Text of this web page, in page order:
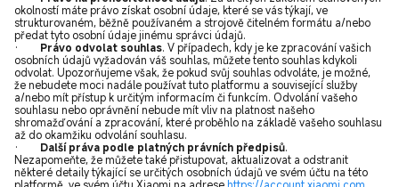
okolností máte právo získat osobní údaje, které se vás týkají, ve
strukturovaném, běžně používaném a strojově čitelném formátu a/nebo
předat tyto osobní údaje jinému správci údajů.
· Právo odvolat souhlas. V případech, kdy je ke zpracování vašich
osobních údajů vyžadován váš souhlas, můžete tento souhlas kdykoli
odvolat. Upozorňujeme však, že pokud svůj souhlas odvoláte, je možné,
že nebudete moci nadále používat tuto platformu a související služby
a/nebo mít přístup k určitým informacím či funkcím. Odvolání vašeho
souhlasu nebo oprávnění nebude mít vliv na platnost našeho
shromažďování a zpracování, které proběhlo na základě vašeho souhlasu
až do okamžiku odvolání souhlasu.
· Další práva podle platných právních předpisů.
Nezapomeňte, že můžete také přistupovat, aktualizovat a odstranit
některé detaily týkající se určitých osobních údajů ve svém účtu na této